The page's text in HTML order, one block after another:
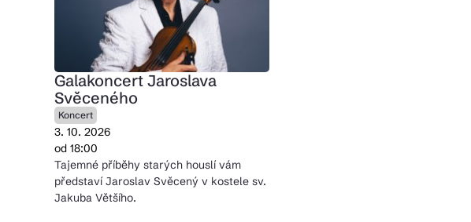
Galakoncert Jaroslava
Svěceného
Koncert
3. 10. 2026
od 18:00
Tajemné příběhy starých houslí vám
představí Jaroslav Svěcený v kostele sv.
Jakuba Většího.